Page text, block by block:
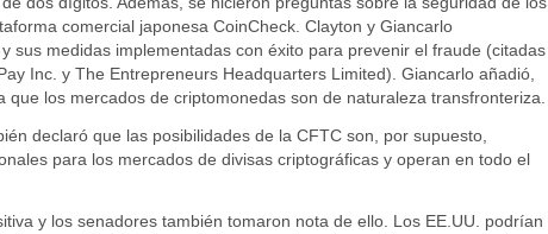
comercial japonesa CoinCheck. Clayton y Giancarlo
sus medidas implementadas con éxito para prevenir el fraude (citadas
Inc. y The Entrepreneurs Headquarters Limited). Giancarlo añadió,
los mercados de criptomonedas son de naturaleza transfronteriza.
declaró que las posibilidades de la CFTC son, por supuesto,
para los mercados de divisas criptográficas y operan en todo el
y los senadores también tomaron nota de ello. Los EE.UU. podrían